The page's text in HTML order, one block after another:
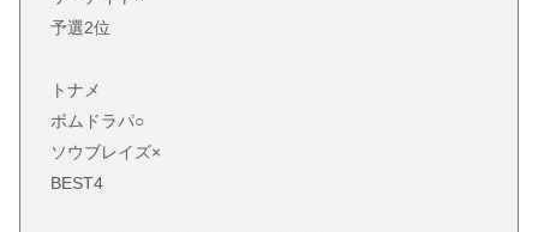
予選2位
トナメ
ボムドラパ○
ソウブレイズ×
BEST4